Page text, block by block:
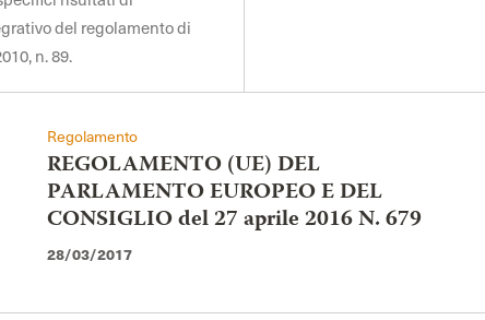
del regolamento di
n. 89.
Regolamento
REGOLAMENTO (UE) DEL
PARLAMENTO EUROPEO E DEL
CONSIGLIO del 27 aprile 2016 N. 679
28/03/2017